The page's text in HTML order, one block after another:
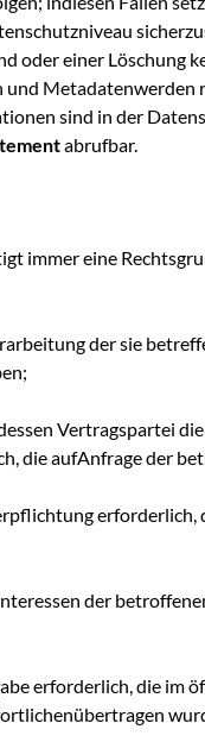
oder einer Löschung
Metadatenwerden
sind in der
abrufbar.
immer eine
der sie
Vertragspartei
die aufAnfrage der
der
erforderlich, die im